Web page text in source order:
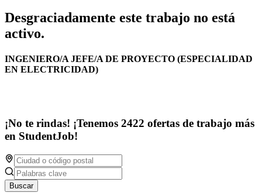
Desgraciadamente este trabajo no está
activo.
INGENIERO/A JEFE/A DE PROYECTO (ESPECIALIDAD
EN ELECTRICIDAD)
¡No te rindas! ¡Tenemos 2422 ofertas de trabajo más
en StudentJob!
Buscar